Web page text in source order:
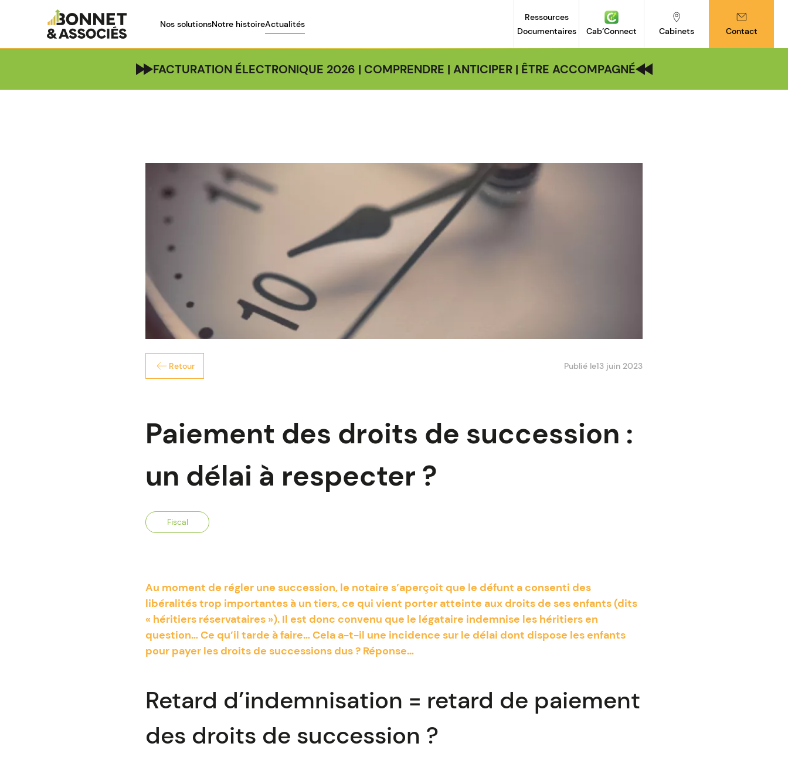
Nos solutionsNotre histoireActualités
Ressources
Documentaires
Cab’Connect Cabinets Contact
FACTURATION ÉLECTRONIQUE 2026 | COMPRENDRE | ANTICIPER | ÊTRE ACCOMPAGNÉ
Retour Publié le13 juin 2023
Paiement des droits de succession :
un délai à respecter ?
Fiscal
Au moment de régler une succession, le notaire s’aperçoit que le défunt a consenti des
libéralités trop importantes à un tiers, ce qui vient porter atteinte aux droits de ses enfants (dits
« héritiers réservataires »). Il est donc convenu que le légataire indemnise les héritiers en
question… Ce qu’il tarde à faire… Cela a-t-il une incidence sur le délai dont dispose les enfants
pour payer les droits de successions dus ? Réponse…
Retard d’indemnisation = retard de paiement
des droits de succession ?